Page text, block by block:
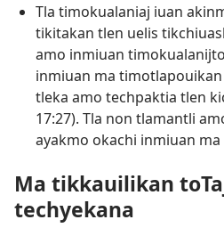
Tla timokualaniaj iuan
tikitakan tlen uelis
amo inmiuan
inmiuan ma
tleka amo techpaktia tlen
17:27). Tla non tlamantli
ayakmo okachi inmiuan
Ma tikkauilikan
techyekana